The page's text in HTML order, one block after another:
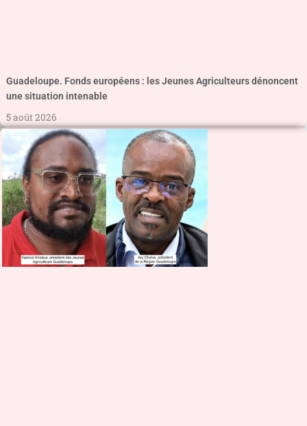
Guadeloupe. Fonds européens : les Jeunes Agriculteurs dénoncent
une situation intenable
5 août 2026